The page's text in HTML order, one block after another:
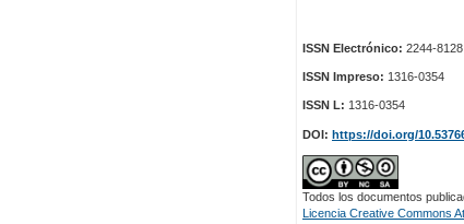
ISSN Electrónico: 2244-8128
ISSN Impreso: 1316-0354
ISSN L: 1316-0354
DOI: https://doi.org/
Todos los documentos
Licencia Creative Commons